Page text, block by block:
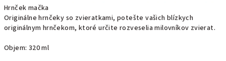
Hrnček mačka
Originálne hrnčeky so zvieratkami, potešte vašich blízkych
originálnym hrnčekom, ktoré určite rozveselia milovníkov zvierat.
Objem: 320 ml